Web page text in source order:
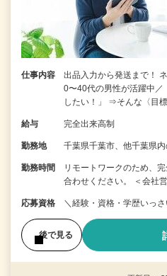
仕事内容
出品入力から発送まで！
0〜40代の男性が活躍中／
したい！」 ⇒そんな〈目
給与 完全出来高制
勤務地 千葉県千葉市、他千葉県
勤務時間
リモートワークのため、
合わせください。 ＜会社
応募資格 ＼経験・資格・学歴いっ
後で見る